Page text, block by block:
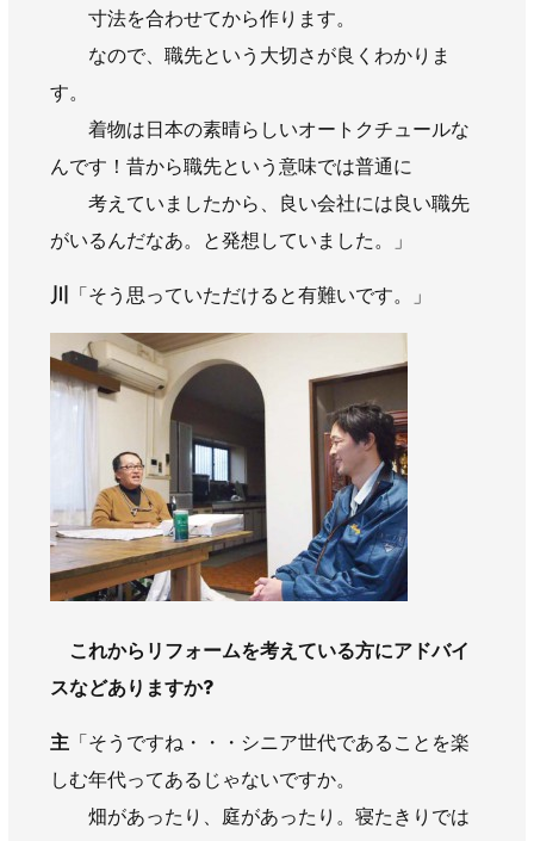
寸法を合わせてから作ります。
なので、職先という大切さが良くわかりま
す。
着物は日本の素晴らしいオートクチュールな
んです！昔から職先という意味では普通に
考えていましたから、良い会社には良い職先
がいるんだなあ。と発想していました。」
川 「そう思っていただけると有難いです。」
これからリフォームを考えている方にアドバイ
スなどありますか?
主 「そうですね・・・シニア世代であることを楽
しむ年代ってあるじゃないですか。
畑があったり、庭があったり。寝たきりでは